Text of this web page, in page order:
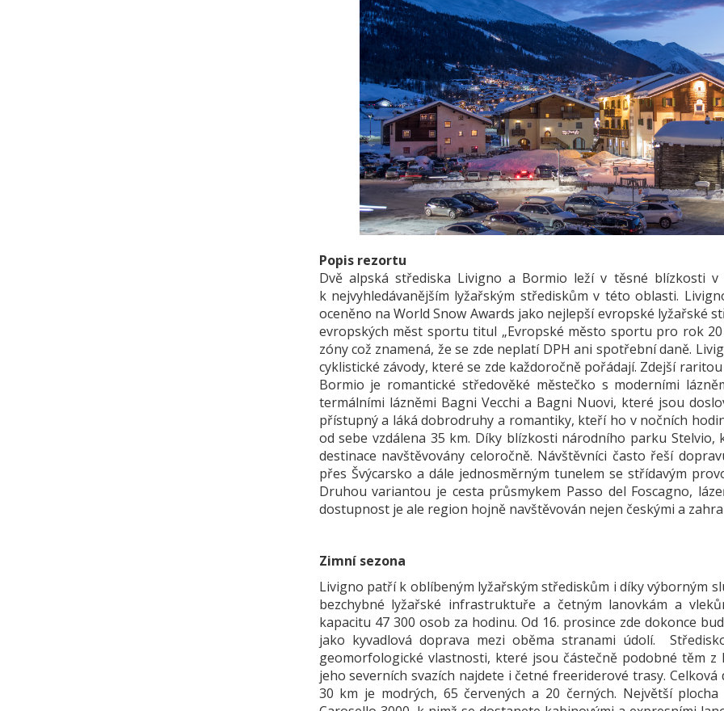
Popis rezortu
Dvě alpská střediska Livigno a Bormio leží v těsné blízkosti
k nejvyhledávanějším lyžařským střediskům v této oblasti.
oceněno na World Snow Awards jako nejlepší evropské lyžařské
evropských měst sportu titul „Evropské město sportu pro rok
zóny což znamená, že se zde neplatí DPH ani spotřební daně.
cyklistické závody, které se zde každoročně pořádají. Zdejší
Bormio je romantické středověké městečko s moderními
termálními lázněmi Bagni Vecchi a Bagni Nuovi, které jsou
přístupný a láká dobrodruhy a romantiky, kteří ho v nočních
od sebe vzdálena 35 km. Díky blízkosti národního parku
destinace navštěvovány celoročně. Návštěvníci často řeší
přes Švýcarsko a dále jednosměrným tunelem se střídavým
Druhou variantou je cesta průsmykem Passo del Foscagno,
dostupnost je ale region hojně navštěvován nejen českými a
Zimní sezona
Livigno patří k oblíbeným lyžařským střediskům i díky výborným
bezchybné lyžařské infrastruktuře a četným lanovkám a
kapacitu 47 300 osob za hodinu. Od 16. prosince zde dokonce
jako kyvadlová doprava mezi oběma stranami údolí.
geomorfologické vlastnosti, které jsou částečně podobné těm
jeho severních svazích najdete i četné freeriderové trasy.
30 km je modrých, 65 červených a 20 černých. Největší